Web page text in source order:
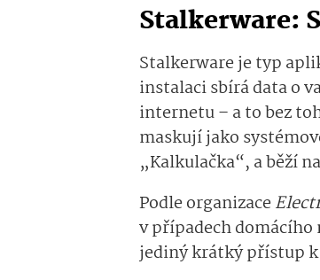
Stalkerware:
Stalkerware je typ
instalaci sbírá data o
internetu – a to bez
maskují jako
„Kalkulačka“, a běží
Podle organizace
v případech
jediný krátký přístup